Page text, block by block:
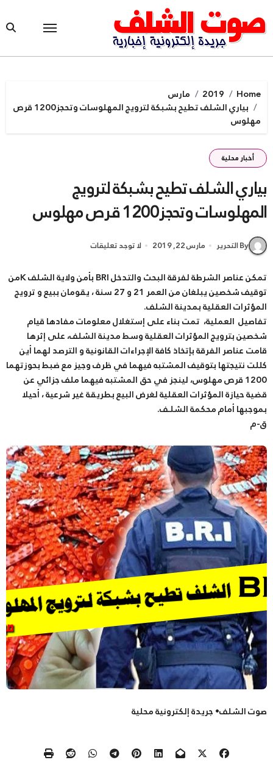
to
content
Home
2019
مارس
بياري الشلف تطيح بشبكة لترويج المهلوسات وتحجز1200 قرص
مهلوس
أخبار محلية
بياري الشلف تطيح بشبكة لترويج
المهلوسات وتحجز1200 قرص مهلوس
By التحرير مارس 22, 2019 لا توجد تعليقات
تمكن عناصر الشرطة لفرقة البحث والتدخل BRI بأمن ولاية الشلف Kمن
توقيف شخصين يبلغان من العمر 21 و 27 سنة ، يقومان ببيع و ترويج
المؤثرات العقلية بمدينة الشلف.
تفاصيل العملية، تمت بناء على إستغلال معلومات مفادها قيام
شخصين بترويج المؤثرات العقلية وسط مدينة الشلف، على إثرها
قامت عناصر الفرقة بإتخاذ كافة الإجراءات القانونية و الترصد لهما أين
كللت نتيجتها بتوقيف المشتبه فيهما في ظرف وجيز مع ضبط بحوزتهما
1200 قرص مهلوس، لينجز في حق المشتبه فيهما ملف جزائي عن
قضية حيازة المؤثرات العقلية لغرض البيع بطريقة غير شرعية ، أحيلا
بموجبها أمام محكمة الشلـف.
ق-م
صوت الشلف• جريدة إلكترونية محلية